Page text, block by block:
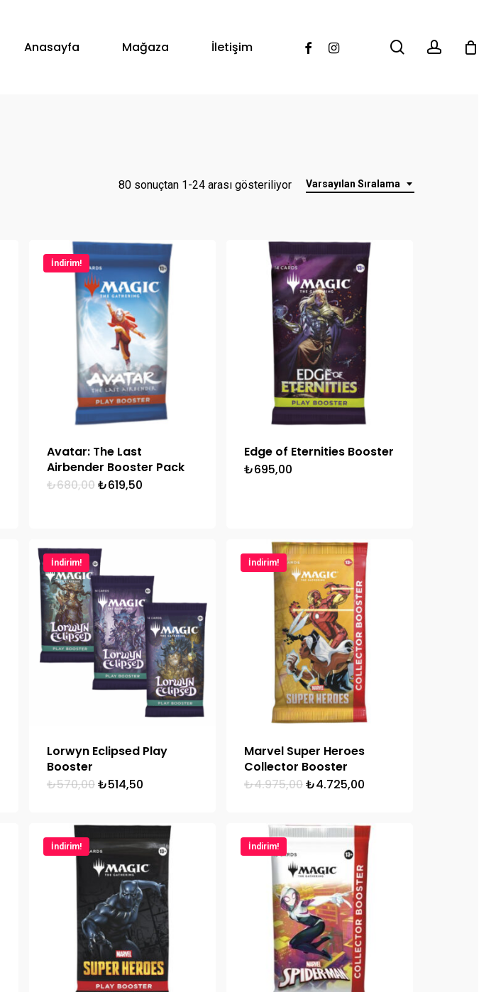
Anasayfa Mağaza İletişim FacebookInstagram searchaccount
Varsayılan Sıralama
80 sonuçtan 1-24 arası gösteriliyor
İndirim!
Avatar: The Last
Airbender Booster Pack
₺680,00Orijinal
fiyat:
₺619,50Şu
Edge of Eternities Booster
₺695,00
İndirim!
Lorwyn Eclipsed Play
Booster
₺570,00Orijinal
₺514,50Şu
İndirim!
Marvel Super Heroes
Collector Booster
₺4.975,00Orijinal
₺4.725,00Şu
İndirim! İndirim!